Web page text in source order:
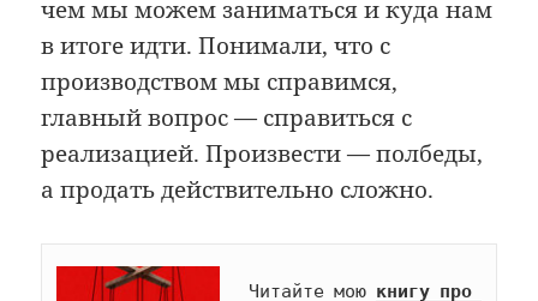
чем мы можем заниматься и куда нам
в итоге идти. Понимали, что с
производством мы справимся,
главный вопрос — справиться с
реализацией. Произвести — полбеды,
а продать действительно сложно.
Читайте мою книгу про